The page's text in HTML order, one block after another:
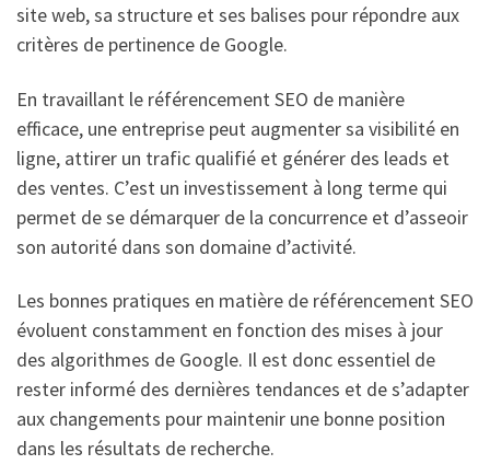
site web, sa structure et ses balises pour répondre aux
critères de pertinence de Google.
En travaillant le référencement SEO de manière
efficace, une entreprise peut augmenter sa visibilité en
ligne, attirer un trafic qualifié et générer des leads et
des ventes. C’est un investissement à long terme qui
permet de se démarquer de la concurrence et d’asseoir
son autorité dans son domaine d’activité.
Les bonnes pratiques en matière de référencement SEO
évoluent constamment en fonction des mises à jour
des algorithmes de Google. Il est donc essentiel de
rester informé des dernières tendances et de s’adapter
aux changements pour maintenir une bonne position
dans les résultats de recherche.